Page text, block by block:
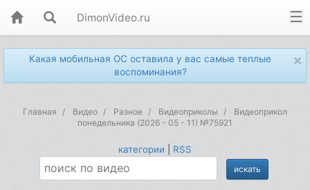
DimonVideo.ru
×
Какая мобильная ОС оставила у вас самые теплые
воспоминания?
Главная Видео Разное Видеоприколы
Видеоприкол
понедельника (2026 - 05 - 11) №75921
категории RSS